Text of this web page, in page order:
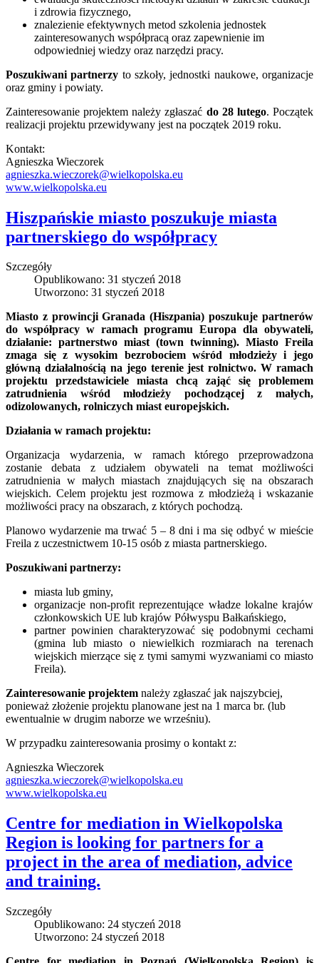
i zdrowia fizycznego,
znalezienie efektywnych metod szkolenia jednostek
zainteresowanych współpracą oraz zapewnienie im
odpowiedniej wiedzy oraz narzędzi pracy.
Poszukiwani partnerzy to szkoły, jednostki naukowe, organizacje
oraz gminy i powiaty.
Zainteresowanie projektem należy zgłaszać do 28 lutego. Początek
realizacji projektu przewidywany jest na początek 2019 roku.
Kontakt:
Agnieszka Wieczorek
agnieszka.wieczorek@wielkopolska.eu
www.wielkopolska.eu
Hiszpańskie miasto poszukuje miasta
partnerskiego do współpracy
Szczegóły
Opublikowano: 31 styczeń 2018
Utworzono: 31 styczeń 2018
Miasto z prowincji Granada (Hiszpania) poszukuje partnerów
do współpracy w ramach programu Europa dla obywateli,
działanie: partnerstwo miast (town twinning). Miasto Freila
zmaga się z wysokim bezrobociem wśród młodzieży i jego
główną działalnością na jego terenie jest rolnictwo. W ramach
projektu przedstawiciele miasta chcą zająć się problemem
zatrudnienia wśród młodzieży pochodzącej z małych,
odizolowanych, rolniczych miast europejskich.
Działania w ramach projektu:
Organizacja wydarzenia, w ramach którego przeprowadzona
zostanie debata z udziałem obywateli na temat możliwości
zatrudnienia w małych miastach znajdujących się na obszarach
wiejskich. Celem projektu jest rozmowa z młodzieżą i wskazanie
możliwości pracy na obszarach, z których pochodzą.
Planowo wydarzenie ma trwać 5 – 8 dni i ma się odbyć w mieście
Freila z uczestnictwem 10-15 osób z miasta partnerskiego.
Poszukiwani partnerzy:
miasta lub gminy,
organizacje non-profit reprezentujące władze lokalne krajów
członkowskich UE lub krajów Półwyspu Bałkańskiego,
partner powinien charakteryzować się podobnymi cechami
(gmina lub miasto o niewielkich rozmiarach na terenach
wiejskich mierzące się z tymi samymi wyzwaniami co miasto
Freila).
Zainteresowanie projektem należy zgłaszać jak najszybciej,
ponieważ złożenie projektu planowane jest na 1 marca br. (lub
ewentualnie w drugim naborze we wrześniu).
W przypadku zainteresowania prosimy o kontakt z:
Agnieszka Wieczorek
agnieszka.wieczorek@wielkopolska.eu
www.wielkopolska.eu
Centre for mediation in Wielkopolska
Region is looking for partners for a
project in the area of mediation, advice
and training.
Szczegóły
Opublikowano: 24 styczeń 2018
Utworzono: 24 styczeń 2018